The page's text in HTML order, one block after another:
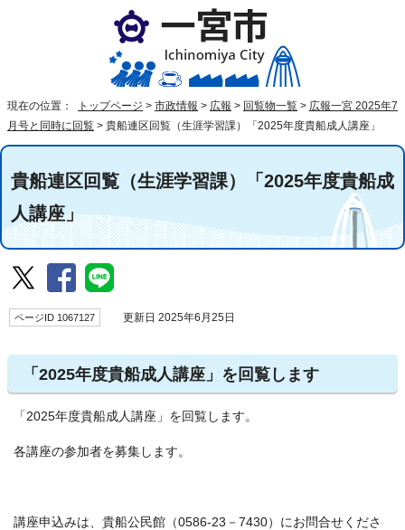
現在の位置： トップページ > 市政情報 > 広報 > 回覧物一覧 > 広報一宮 2025年7
月号と同時に回覧 > 貴船連区回覧（生涯学習課）「2025年度貴船成人講座」
貴船連区回覧（生涯学習課）「2025年度貴船成
人講座」
ページID 1067127 更新日 2025年6月25日
「2025年度貴船成人講座」を回覧します
「2025年度貴船成人講座」を回覧します。
各講座の参加者を募集します。
講座申込みは、貴船公民館（0586-23－7430）にお問合せくださ